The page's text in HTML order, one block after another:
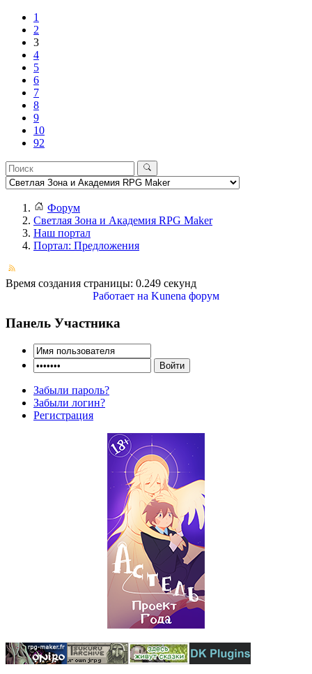
1
2
3
4
5
6
7
8
9
10
92
Форум
Светлая Зона и Академия RPG Maker
Наш портал
Портал: Предложения
Время создания страницы: 0.249 секунд
Работает на Kunena форум
Панель Участника
Забыли пароль?
Забыли логин?
Регистрация